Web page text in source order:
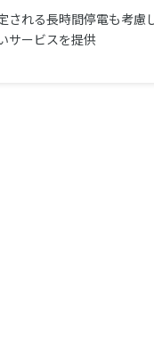
される長時間停電も考慮
サービスを提供